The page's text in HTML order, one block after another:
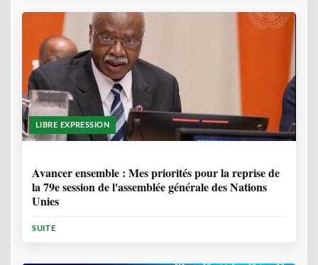
LIBRE EXPRESSION
Avancer ensemble : Mes priorités pour la reprise de
la 79e session de l'assemblée générale des Nations
Unies
SUITE